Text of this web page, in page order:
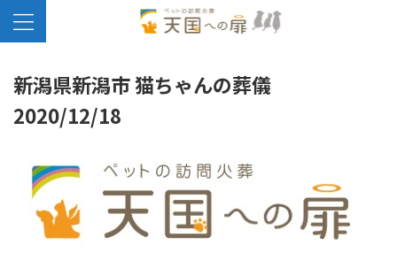
新潟県新潟市 猫ちゃんの葬儀
2020/12/18